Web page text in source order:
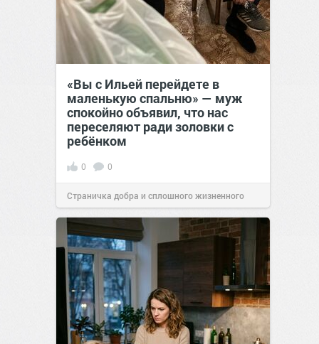
«Вы с Ильей перейдете в
маленькую спальню» — муж
спокойно объявил, что нас
переселяют ради золовки с
ребёнком
0 0
Страничка добра и сплошного жизненного
позитива!17:38Вчера